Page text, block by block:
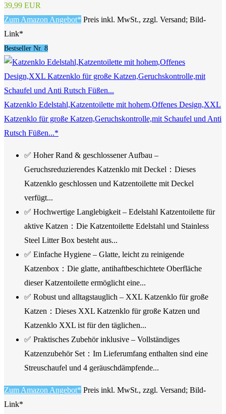
39,99 EUR
Zum Amazon Angebot* Preis inkl. MwSt., zzgl. Versand; Bild-
Link*
Bestseller Nr. 8
Katzenklo Edelstahl,Katzentoilette mit hohem,Offenes Design,XXL
Katzenklo für große Katzen,Geruchskontrolle,mit Schaufel und Anti
Rutsch Füßen...*
✅ Hoher Rand & geschlossener Aufbau –
Geruchsreduzierendes Katzenklo mit Deckel：Dieses
Katzenklo geschlossen und Katzentoilette mit Deckel
verfügt...
✅ Hochwertige Langlebigkeit – Edelstahl Katzentoilette für
aktive Katzen：Die Katzentoilette Edelstahl und Stainless
Steel Litter Box besteht aus...
✅ Einfache Hygiene – Glatte, leicht zu reinigende
Katzenbox：Die glatte, antihaftbeschichtete Oberfläche
dieser Katzentoilette ermöglicht eine...
✅ Robust und alltagstauglich – XXL Katzenklo für große
Katzen：Dieses XXL Katzenklo für große Katzen und
Katzenklo XXL ist für den täglichen...
✅ Praktisches Zubehör inklusive – Vollständiges
Katzenzubehör Set：Im Lieferumfang enthalten sind eine
Streuschaufel und 4 geräuschdämpfende...
Zum Amazon Angebot* Preis inkl. MwSt., zzgl. Versand; Bild-
Link*